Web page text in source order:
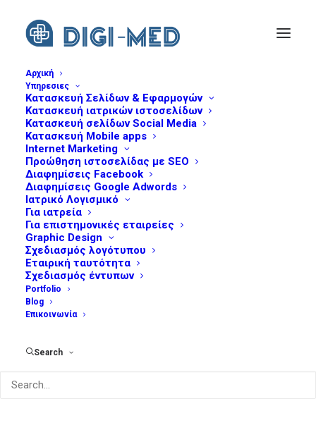
Αρχική
Υπηρεσιες
Κατασκευή Σελίδων & Εφαρμογών
Κατασκευή ιατρικών ιστοσελίδων
Κατασκευή σελίδων Social Media
Κατασκευή Mobile apps
Internet Marketing
Προώθηση ιστοσελίδας με SEO
Διαφημίσεις Facebook
Διαφημίσεις Google Adwords
Ιατρικό Λογισμικό
Για ιατρεία
Για επιστημονικές εταιρείες
Graphic Design
Σχεδιασμός λογότυπου
Εταιρική ταυτότητα
Σχεδιασμός έντυπων
Portfolio
Blog
Επικοινωνία
Search
desktop-dermatologyclinic-peeling
Home Αννέτα Γράψα desktop-dermatologyclinic-peeling